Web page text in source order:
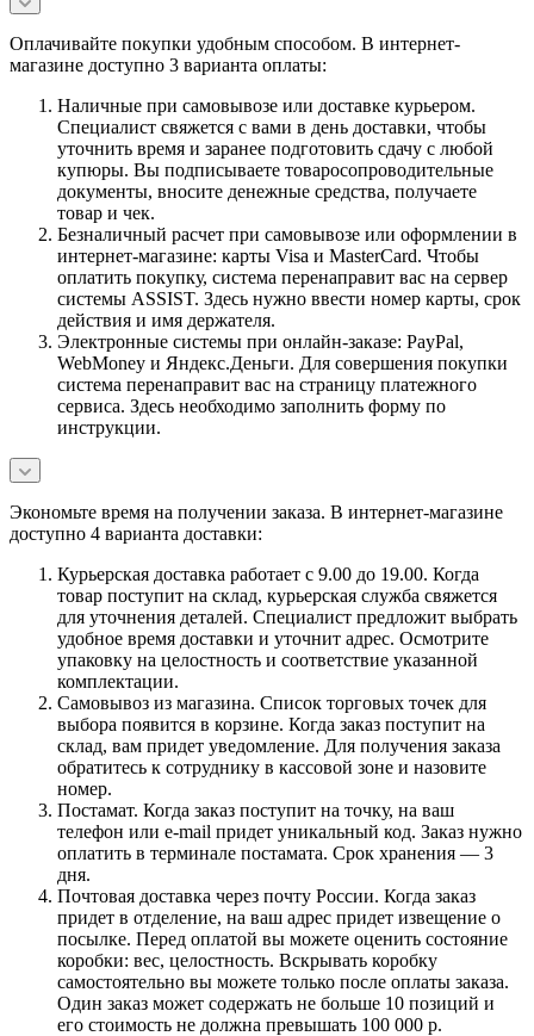
Оплачивайте покупки удобным способом. В интернет-
магазине доступно 3 варианта оплаты:
Наличные при самовывозе или доставке курьером.
Специалист свяжется с вами в день доставки, чтобы
уточнить время и заранее подготовить сдачу с любой
купюры. Вы подписываете товаросопроводительные
документы, вносите денежные средства, получаете
товар и чек.
Безналичный расчет при самовывозе или оформлении в
интернет-магазине: карты Visa и MasterCard. Чтобы
оплатить покупку, система перенаправит вас на сервер
системы ASSIST. Здесь нужно ввести номер карты, срок
действия и имя держателя.
Электронные системы при онлайн-заказе: PayPal,
WebMoney и Яндекс.Деньги. Для совершения покупки
система перенаправит вас на страницу платежного
сервиса. Здесь необходимо заполнить форму по
инструкции.
Экономьте время на получении заказа. В интернет-магазине
доступно 4 варианта доставки:
Курьерская доставка работает с 9.00 до 19.00. Когда
товар поступит на склад, курьерская служба свяжется
для уточнения деталей. Специалист предложит выбрать
удобное время доставки и уточнит адрес. Осмотрите
упаковку на целостность и соответствие указанной
комплектации.
Самовывоз из магазина. Список торговых точек для
выбора появится в корзине. Когда заказ поступит на
склад, вам придет уведомление. Для получения заказа
обратитесь к сотруднику в кассовой зоне и назовите
номер.
Постамат. Когда заказ поступит на точку, на ваш
телефон или e-mail придет уникальный код. Заказ нужно
оплатить в терминале постамата. Срок хранения — 3
дня.
Почтовая доставка через почту России. Когда заказ
придет в отделение, на ваш адрес придет извещение о
посылке. Перед оплатой вы можете оценить состояние
коробки: вес, целостность. Вскрывать коробку
самостоятельно вы можете только после оплаты заказа.
Один заказ может содержать не больше 10 позиций и
его стоимость не должна превышать 100 000 р.